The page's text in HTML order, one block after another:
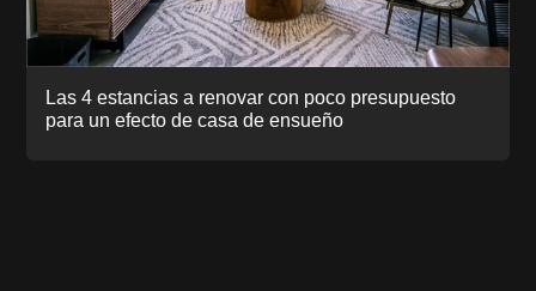
Las 4 estancias a renovar con poco presupuesto
para un efecto de casa de ensueño